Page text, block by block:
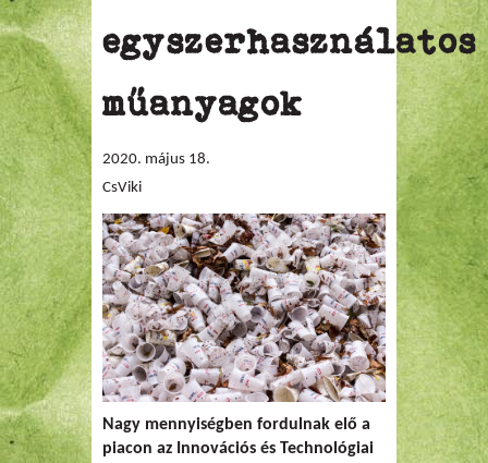
egyszerhasználatos
műanyagok
2020. május 18.
CsViki
Nagy mennyiségben fordulnak elő a
piacon az Innovációs és Technológiai